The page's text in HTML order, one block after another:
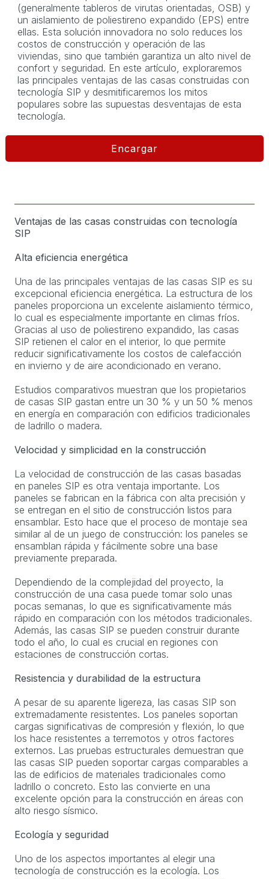
(generalmente tableros de virutas orientadas, OSB) y
un aislamiento de poliestireno expandido (EPS) entre
ellas. Esta solución innovadora no solo reduces los
costos de construcción y operación de las
viviendas, sino que también garantiza un alto nivel de
confort y seguridad. En este artículo, exploraremos
las principales ventajas de las casas construidas con
tecnología SIP y desmitificaremos los mitos
populares sobre las supuestas desventajas de esta
tecnología.
Encargar
Ventajas de las casas construidas con tecnología
SIP
Alta eficiencia energética
Una de las principales ventajas de las casas SIP es su
excepcional eficiencia energética. La estructura de los
paneles proporciona un excelente aislamiento térmico,
lo cual es especialmente importante en climas fríos.
Gracias al uso de poliestireno expandido, las casas
SIP retienen el calor en el interior, lo que permite
reducir significativamente los costos de calefacción
en invierno y de aire acondicionado en verano.
Estudios comparativos muestran que los propietarios
de casas SIP gastan entre un 30 % y un 50 % menos
en energía en comparación con edificios tradicionales
de ladrillo o madera.
Velocidad y simplicidad en la construcción
La velocidad de construcción de las casas basadas
en paneles SIP es otra ventaja importante. Los
paneles se fabrican en la fábrica con alta precisión y
se entregan en el sitio de construcción listos para
ensamblar. Esto hace que el proceso de montaje sea
similar al de un juego de construcción: los paneles se
ensamblan rápida y fácilmente sobre una base
previamente preparada.
Dependiendo de la complejidad del proyecto, la
construcción de una casa puede tomar solo unas
pocas semanas, lo que es significativamente más
rápido en comparación con los métodos tradicionales.
Además, las casas SIP se pueden construir durante
todo el año, lo cual es crucial en regiones con
estaciones de construcción cortas.
Resistencia y durabilidad de la estructura
A pesar de su aparente ligereza, las casas SIP son
extremadamente resistentes. Los paneles soportan
cargas significativas de compresión y flexión, lo que
los hace resistentes a terremotos y otros factores
externos. Las pruebas estructurales demuestran que
las casas SIP pueden soportar cargas comparables a
las de edificios de materiales tradicionales como
ladrillo o concreto. Esto las convierte en una
excelente opción para la construcción en áreas con
alto riesgo sísmico.
Ecología y seguridad
Uno de los aspectos importantes al elegir una
tecnología de construcción es la ecología. Los